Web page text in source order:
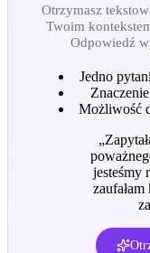
Otrzymasz
Twoim
Odpowiedź
Jedno
Możliwość
„
jesteśmy